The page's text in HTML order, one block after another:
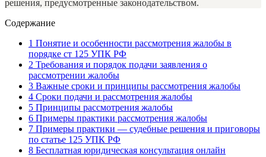
решения, предусмотренные законодательством.
Содержание
1 Понятие и особенности рассмотрения жалобы в
порядке ст 125 УПК РФ
2 Требования и порядок подачи заявления о
рассмотрении жалобы
3 Важные сроки и принципы рассмотрения жалобы
4 Сроки подачи и рассмотрения жалобы
5 Принципы рассмотрения жалобы
6 Примеры практики рассмотрения жалобы
7 Примеры практики — судебные решения и приговоры
по статье 125 УПК РФ
8 Бесплатная юридическая консультация онлайн